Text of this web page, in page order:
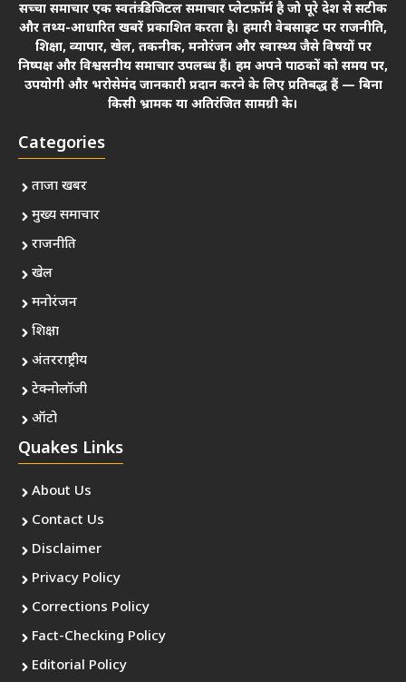
सच्चा समाचार एक स्वतंत्र डिजिटल समाचार प्लेटफ़ॉर्म है जो पूरे देश से सटीक
और तथ्य-आधारित खबरें प्रकाशित करता है। हमारी वेबसाइट पर राजनीति,
शिक्षा, व्यापार, खेल, तकनीक, मनोरंजन और स्वास्थ्य जैसे विषयों पर
निष्पक्ष और विश्वसनीय समाचार उपलब्ध हैं। हम अपने पाठकों को समय पर,
उपयोगी और भरोसेमंद जानकारी प्रदान करने के लिए प्रतिबद्ध हैं — बिना
किसी भ्रामक या अतिरंजित सामग्री के।
Categories
ताजा खबर
मुख्य समाचार
राजनीति
खेल
मनोरंजन
शिक्षा
अंतरराष्ट्रीय
टेक्नोलॉजी
ऑटो
Quakes Links
About Us
Contact Us
Disclaimer
Privacy Policy
Corrections Policy
Fact-Checking Policy
Editorial Policy